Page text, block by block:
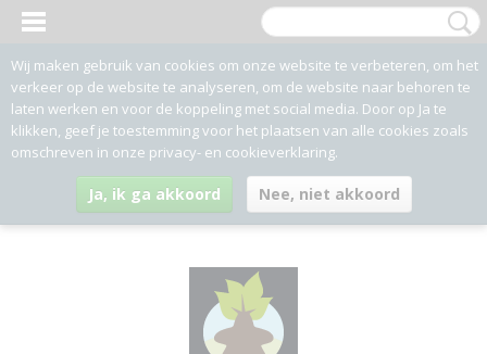
Wij maken gebruik van cookies om onze website te verbeteren, om het
verkeer op de website te analyseren, om de website naar behoren te
laten werken en voor de koppeling met social media. Door op Ja te
klikken, geef je toestemming voor het plaatsen van alle cookies zoals
omschreven in onze privacy- en cookieverklaring.
Ja, ik ga akkoord Nee, niet akkoord